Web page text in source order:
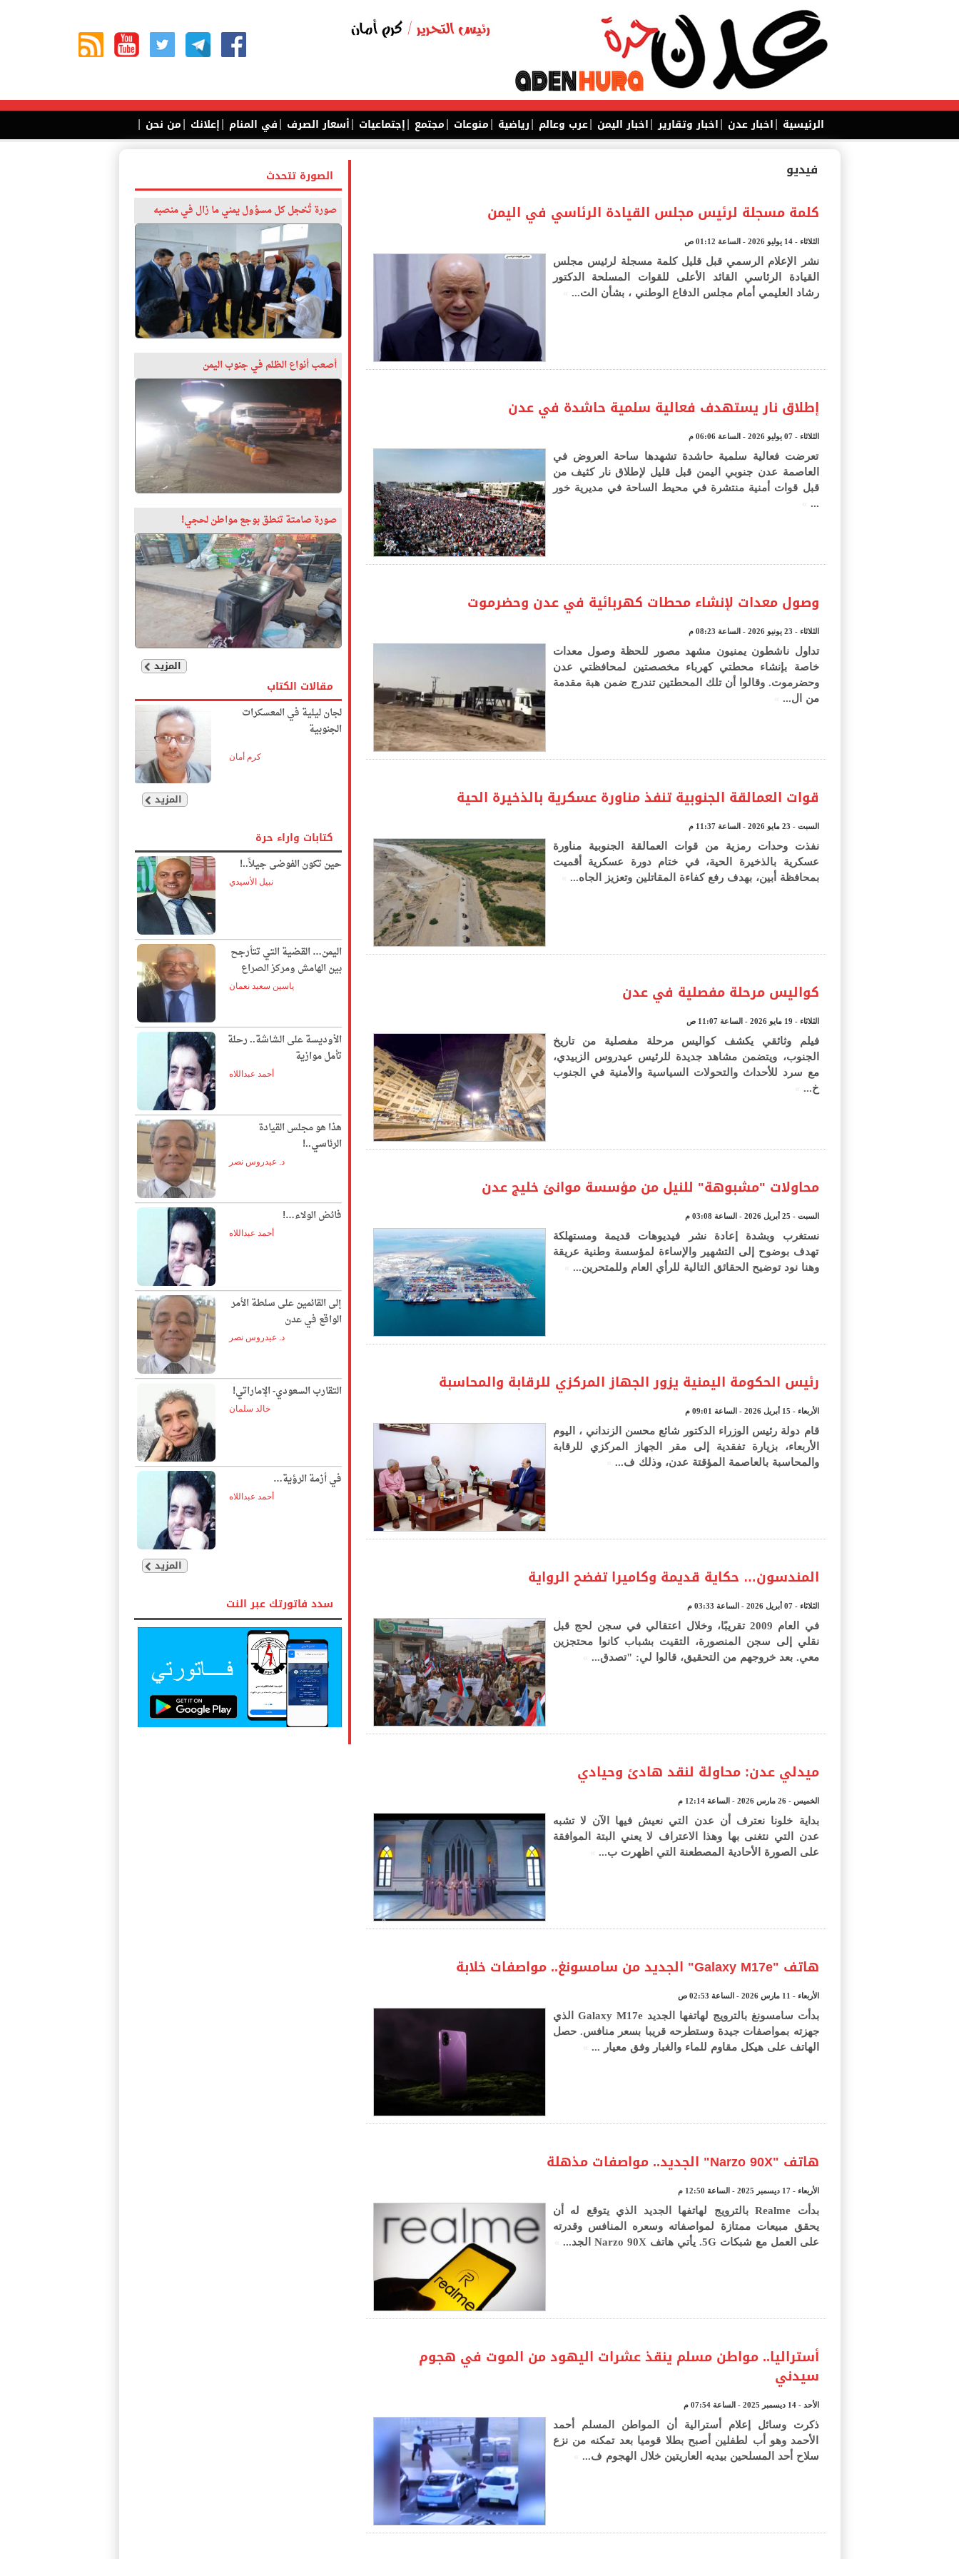
الرئيسية |اخبار عدن |اخبار وتقارير |اخبار اليمن |عرب وعالم |رياضية |منوعات |مجتمع |إجتماعيات |أسعار الصرف |في المنام |إعلانك |من نحن |
الصورة تتحدث
صورة تُخجل كل مسؤول يمني ما زال في منصبه
أصعب أنواع الظلم في جنوب اليمن
صورة صامتة تنطق بوجع مواطن لحجي!
المزيد
مقالات الكتاب
لجان ليلية في المعسكرات
الجنوبية
كرم أمان
المزيد
كتابات واراء حرة
حين تكون الفوضى جيلاً..!
نبيل الأسيدي
اليمن… القضية التي تتأرجح
بين الهامش ومركز الصراع
ياسين سعيد نعمان
الأوديسة على الشاشة.. رحلة
تأمل موازية
أحمد عبداللاه
هذا هو مجلس القيادة
الرئاسي..!
د. عيدروس نصر
فائض الولاء…!
أحمد عبداللاه
إلى القائمين على سلطة الأمر
الواقع في عدن
د. عيدروس نصر
التقارب السعودي- الإماراتي!
خالد سلمان
في أزمة الرؤية…
أحمد عبداللاه
المزيد
سدد فاتورتك عبر النت
فيديو
كلمة مسجلة لرئيس مجلس القيادة الرئاسي في اليمن
الثلاثاء - 14 يوليو 2026 - الساعة 01:12 ص
نشر الإعلام الرسمي قبل قليل كلمة مسجلة لرئيس مجلس
القيادة الرئاسي القائد الأعلى للقوات المسلحة الدكتور
رشاد العليمي أمام مجلس الدفاع الوطني ، بشأن الت...
إطلاق نار يستهدف فعالية سلمية حاشدة في عدن
الثلاثاء - 07 يوليو 2026 - الساعة 06:06 م
تعرضت فعالية سلمية حاشدة تشهدها ساحة العروض في
العاصمة عدن جنوبي اليمن قبل قليل لإطلاق نار كثيف من
قبل قوات أمنية منتشرة في محيط الساحة في مديرية خور
...
وصول معدات لإنشاء محطات كهربائية في عدن وحضرموت
الثلاثاء - 23 يونيو 2026 - الساعة 08:23 م
تداول ناشطون يمنيون مشهد مصور للحظة وصول معدات
خاصة بإنشاء محطتي كهرباء مخصصتين لمحافظتي عدن
وحضرموت. وقالوا أن تلك المحطتين تندرج ضمن هبة مقدمة
من ال...
قوات العمالقة الجنوبية تنفذ مناورة عسكرية بالذخيرة الحية
السبت - 23 مايو 2026 - الساعة 11:37 م
نفذت وحدات رمزية من قوات العمالقة الجنوبية مناورة
عسكرية بالذخيرة الحية، في ختام دورة عسكرية أقميت
بمحافظة أبين، بهدف رفع كفاءة المقاتلين وتعزيز الجاه...
كواليس مرحلة مفصلية في عدن
الثلاثاء - 19 مايو 2026 - الساعة 11:07 ص
فيلم وثائقي يكشف كواليس مرحلة مفصلية من تاريخ
الجنوب، ويتضمن مشاهد جديدة للرئيس عيدروس الزبيدي،
مع سرد للأحداث والتحولات السياسية والأمنية في الجنوب
خ...
محاولات "مشبوهة" للنيل من مؤسسة موانئ خليج عدن
السبت - 25 أبريل 2026 - الساعة 03:08 م
نستغرب وبشدة إعادة نشر فيديوهات قديمة ومستهلكة
تهدف بوضوح إلى التشهير والإساءة لمؤسسة وطنية عريقة
وهنا نود توضيح الحقائق التالية للرأي العام وللمتحرين...
رئيس الحكومة اليمنية يزور الجهاز المركزي للرقابة والمحاسبة
الأربعاء - 15 أبريل 2026 - الساعة 09:01 م
قام دولة رئيس الوزراء الدكتور شائع محسن الزنداني ، اليوم
الأربعاء، بزيارة تفقدية إلى مقر الجهاز المركزي للرقابة
والمحاسبة بالعاصمة المؤقتة عدن، وذلك ف...
المندسون… حكاية قديمة وكاميرا تفضح الرواية
الثلاثاء - 07 أبريل 2026 - الساعة 03:33 م
في العام 2009 تقريبًا، وخلال اعتقالي في سجن لحج قبل
نقلي إلى سجن المنصورة، التقيت بشباب كانوا محتجزين
معي. بعد خروجهم من التحقيق، قالوا لي: "تصدق...
ميدلي عدن: محاولة لنقد هادئ وحيادي
الخميس - 26 مارس 2026 - الساعة 12:14 م
بداية خلونا نعترف أن عدن التي نعيش فيها الآن لا تشبه
عدن التي نتغنى بها وهذا الاعتراف لا يعني البتة الموافقة
على الصورة الأحادية المصطعنة التي اظهرت ب...
هاتف "Galaxy M17e" الجديد من سامسونغ.. مواصفات خلابة
الأربعاء - 11 مارس 2026 - الساعة 02:53 ص
بدأت سامسونغ بالترويج لهاتفها الجديد Galaxy M17e الذي
جهزته بمواصفات جيدة وستطرحه قريبا بسعر منافس. حصل
الهاتف على هيكل مقاوم للماء والغبار وفق معيار ...
هاتف "Narzo 90X" الجديد.. مواصفات مذهلة
الأربعاء - 17 ديسمبر 2025 - الساعة 12:50 م
بدأت Realme بالترويج لهاتفها الجديد الذي يتوقع له أن
يحقق مبيعات ممتازة لمواصفاته وسعره المنافس وقدرته
على العمل مع شبكات 5G. يأتي هاتف Narzo 90X الجد...
أستراليا.. مواطن مسلم ينقذ عشرات اليهود من الموت في هجوم
سيدني
الأحد - 14 ديسمبر 2025 - الساعة 07:54 م
ذكرت وسائل إعلام أسترالية أن المواطن المسلم أحمد
الأحمد وهو أب لطفلين أصبح بطلا قوميا بعد تمكنه من نزع
سلاح أحد المسلحين بيديه العاريتين خلال الهجوم ف...